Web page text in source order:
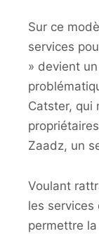
Sur ce
services
» devient
Catster, qui
Zaadz, un
Voulant
les services
permettre